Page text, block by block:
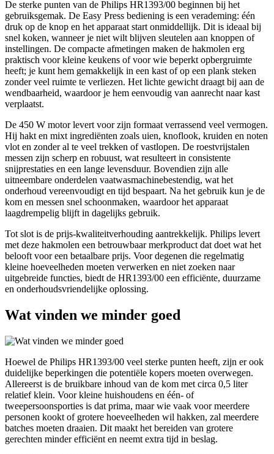
De sterke punten van de Philips HR1393/00 beginnen bij het
gebruiksgemak. De Easy Press bediening is een verademing: één
druk op de knop en het apparaat start onmiddellijk. Dit is ideaal bij
snel koken, wanneer je niet wilt blijven sleutelen aan knoppen of
instellingen. De compacte afmetingen maken de hakmolen erg
praktisch voor kleine keukens of voor wie beperkt opbergruimte
heeft; je kunt hem gemakkelijk in een kast of op een plank steken
zonder veel ruimte te verliezen. Het lichte gewicht draagt bij aan de
wendbaarheid, waardoor je hem eenvoudig van aanrecht naar kast
verplaatst.
De 450 W motor levert voor zijn formaat verrassend veel vermogen.
Hij hakt en mixt ingrediënten zoals uien, knoflook, kruiden en noten
vlot en zonder al te veel trekken of vastlopen. De roestvrijstalen
messen zijn scherp en robuust, wat resulteert in consistente
snijprestaties en een lange levensduur. Bovendien zijn alle
uitneembare onderdelen vaatwasmachinebestendig, wat het
onderhoud vereenvoudigt en tijd bespaart. Na het gebruik kun je de
kom en messen snel schoonmaken, waardoor het apparaat
laagdrempelig blijft in dagelijks gebruik.
Tot slot is de prijs-kwaliteitverhouding aantrekkelijk. Philips levert
met deze hakmolen een betrouwbaar merkproduct dat doet wat het
belooft voor een betaalbare prijs. Voor degenen die regelmatig
kleine hoeveelheden moeten verwerken en niet zoeken naar
uitgebreide functies, biedt de HR1393/00 een efficiënte, duurzame
en onderhoudsvriendelijke oplossing.
Wat vinden we minder goed
Hoewel de Philips HR1393/00 veel sterke punten heeft, zijn er ook
duidelijke beperkingen die potentiële kopers moeten overwegen.
Allereerst is de bruikbare inhoud van de kom met circa 0,5 liter
relatief klein. Voor kleine huishoudens en één- of
tweepersoonsporties is dat prima, maar wie vaak voor meerdere
personen kookt of grotere hoeveelheden wil hakken, zal meerdere
batches moeten draaien. Dit maakt het bereiden van grotere
gerechten minder efficiënt en neemt extra tijd in beslag.